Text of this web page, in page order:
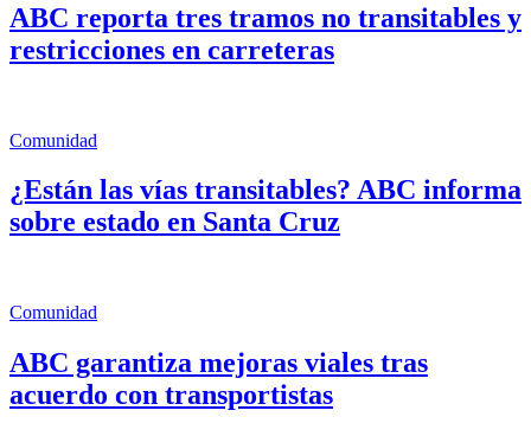
ABC reporta tres tramos no transitables y
restricciones en carreteras
Comunidad
¿Están las vías transitables? ABC informa
sobre estado en Santa Cruz
Comunidad
ABC garantiza mejoras viales tras
acuerdo con transportistas